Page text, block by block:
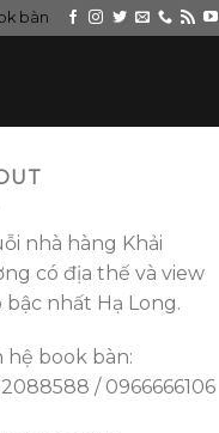
bàn
nhà hàng Khải
có địa thế và view
bậc nhất Hạ Long.
hệ book bàn:
/ 0966666106